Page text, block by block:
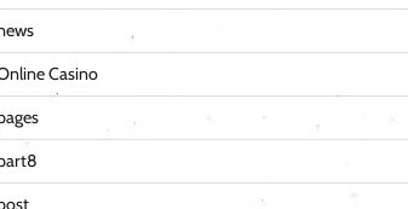
Casino